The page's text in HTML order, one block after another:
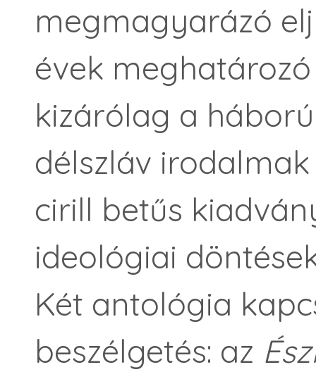
megmagyarázó
évek
kizárólag a
délszláv
cirill betűs
ideológiai
Két antológia
beszélgetés: az